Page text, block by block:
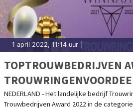
1 april 2022, 11:14 uur
TOPTROUWBEDRIJVEN
SUPERTROTS'
NEDERLAND - Het landelijke bedrijf
Trouwbedrijven Award 2022 in de